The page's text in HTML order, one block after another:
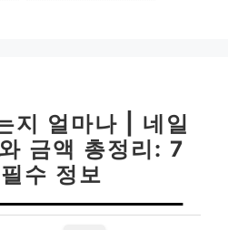
지 얼마나 | 네일
금액 총정리: 7
수 정보